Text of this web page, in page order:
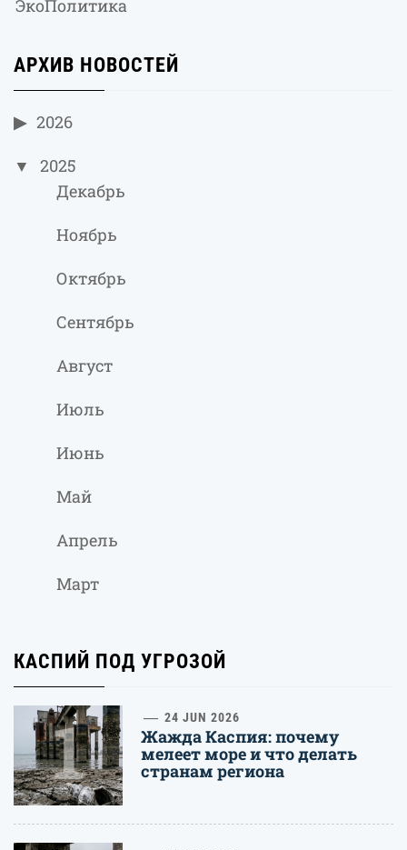
ЭкоПолитика
АРХИВ НОВОСТЕЙ
2026
2025
Декабрь
Ноябрь
Октябрь
Сентябрь
Август
Июль
Июнь
Май
Апрель
Март
КАСПИЙ ПОД УГРОЗОЙ
1 24 JUN 2026
Жажда Каспия: почему
мелеет море и что делать
странам региона